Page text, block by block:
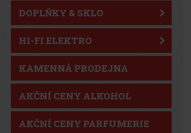
DOPLŇKY & SKLO
HI-FI ELEKTRO
KAMENNÁ PRODEJNA
AKČNÍ CENY ALKOHOL
AKČNÍ CENY PARFUMERIE